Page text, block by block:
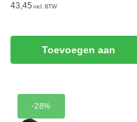
43,45 incl. BTW
Toevoegen aan
-28%